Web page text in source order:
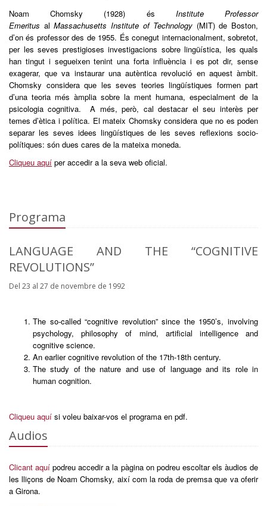
Noam Chomsky (1928) és Institute Professor
Emeritus alMassachusetts Institute of Technology (MIT) de Boston,
d’on és professor des de 1955. És conegut internacionalment, sobretot,
per les seves prestigioses investigacions sobre lingüística, les quals
han tingut i segueixen tenint una forta influència i es pot dir, sense
exagerar, que va instaurar una autèntica revolució en aquest àmbit.
Chomsky considera que les seves teories lingüístiques formen part
d’una teoria més àmplia sobre la ment humana, especialment de la
psicologia cognitiva. A més, però, cal destacar el seu interès per
temes d’ètica i política. El mateix Chomsky considera que no es poden
separar les seves idees lingüístiques de les seves reflexions socio-
polítiques: són dues cares de la mateixa moneda.
Cliqueu aquí per accedir a la seva web oficial.
Programa
LANGUAGE AND THE “COGNITIVE
REVOLUTIONS”
Del 23 al 27 de novembre de 1992
The so-called “cognitive revolution” since the 1950’s, involving
psychology, philosophy of mind, artificial intelligence and
cognitive science.
An earlier cognitive revolution of the 17th-18th century.
The study of the nature and use of language and its role in
human cognition.
Cliqueu aquí si voleu baixar-vos el programa en pdf.
Audios
Clicant aquí podreu accedir a la pàgina on podreu escoltar els àudios de
les lliçons de Noam Chomsky, així com la roda de premsa que va oferir
a Girona.